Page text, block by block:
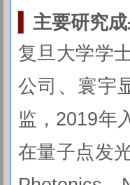
主要研究
复旦大学学
公司、寰宇
监，2019年
在量子点发